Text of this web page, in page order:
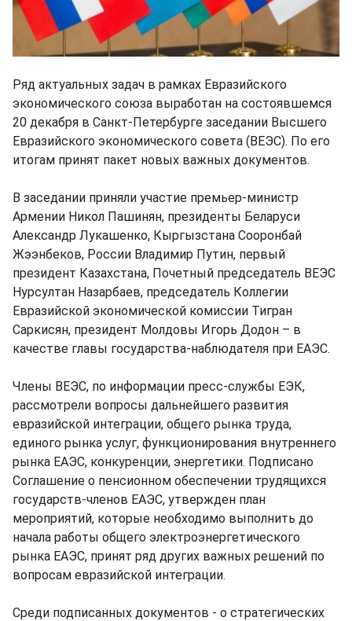
Ряд актуальных задач в рамках Евразийского
экономического союза выработан на состоявшемся
20 декабря в Санкт-Петербурге заседании Высшего
Евразийского экономического совета (ВЕЭС). По его
итогам принят пакет новых важных документов.
В заседании приняли участие премьер-министр
Армении Никол Пашинян, президенты Беларуси
Александр Лукашенко, Кыргызстана Сооронбай
Жээнбеков, России Владимир Путин, первый
президент Казахстана, Почетный председатель ВЕЭС
Нурсултан Назарбаев, председатель Коллегии
Евразийской экономической комиссии Тигран
Саркисян, президент Молдовы Игорь Додон – в
качестве главы государства-наблюдателя при ЕАЭС.
Члены ВЕЭС, по информации пресс-службы ЕЭК,
рассмотрели вопросы дальнейшего развития
евразийской интеграции, общего рынка труда,
единого рынка услуг, функционирования внутреннего
рынка ЕАЭС, конкуренции, энергетики. Подписано
Соглашение о пенсионном обеспечении трудящихся
государств-членов ЕАЭС, утвержден план
мероприятий, которые необходимо выполнить до
начала работы общего электроэнергетического
рынка ЕАЭС, принят ряд других важных решений по
вопросам евразийской интеграции.
Среди подписанных документов - о стратегических